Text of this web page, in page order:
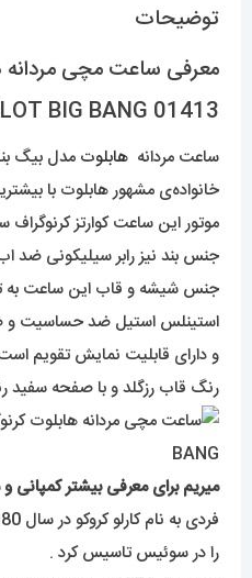
توضیحات
معرفی ساعت مچی مردانه
01413 HUBLOT BIG BANG
ساعت مردانه هابلوت مدل بیگ
خانواده‌ی مشهور هابلوت با
موتور این ساعت کوارتز
جنس بند نیز رابر سیلیکونی ضد
جنس شیشه و قاب این ساعت به
استینلس استیل ضد حساسیت و
و دارای قابلیت نمایش تقویم
رنگ قاب رزگلد و با صفحه سفید
میریم برای معرفی بیشتر
را در سوئیس تاسیس کرد .